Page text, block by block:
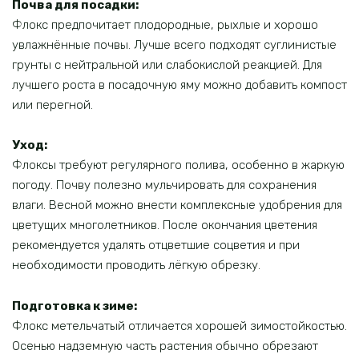
Почва для посадки:
Флокс предпочитает плодородные, рыхлые и хорошо
увлажнённые почвы. Лучше всего подходят суглинистые
грунты с нейтральной или слабокислой реакцией. Для
лучшего роста в посадочную яму можно добавить компост
или перегной.
Уход:
Флоксы требуют регулярного полива, особенно в жаркую
погоду. Почву полезно мульчировать для сохранения
влаги. Весной можно внести комплексные удобрения для
цветущих многолетников. После окончания цветения
рекомендуется удалять отцветшие соцветия и при
необходимости проводить лёгкую обрезку.
Подготовка к зиме:
Флокс метельчатый отличается хорошей зимостойкостью.
Осенью надземную часть растения обычно обрезают